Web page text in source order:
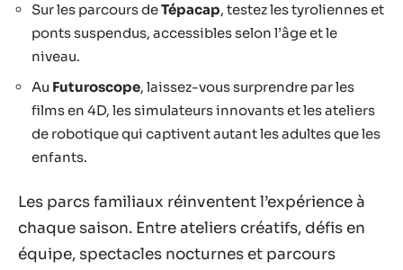
Sur les parcours deTépacap, testez les tyroliennes et
ponts suspendus, accessibles selon l’âge et le
niveau.
Au Futuroscope, laissez-vous surprendre par les
films en 4D, les simulateurs innovants et les ateliers
de robotique qui captivent autant les adultes que les
enfants.
Les parcs familiaux réinventent l’expérience à
chaque saison. Entre ateliers créatifs, défis en
équipe, spectacles nocturnes et parcours